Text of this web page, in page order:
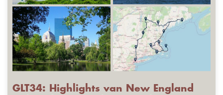
GLT34: Highlights van New England